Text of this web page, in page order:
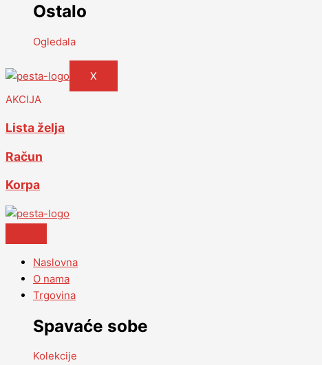
Ostalo
Ogledala
X
AKCIJA
Lista želja
Račun
Korpa
Naslovna
O nama
Trgovina
Spavaće sobe
Kolekcije